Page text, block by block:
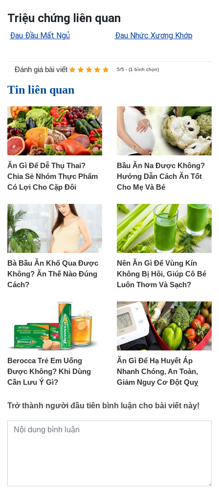
Triệu chứng liên quan
Đau Đầu Mất Ngủ Đau Nhức Xương Khớp
Đánh giá bài viết 5/5 - (1 bình chọn)
Tin liên quan
Ăn Gì Để Dễ Thụ Thai?
Chia Sẻ Nhóm Thực Phẩm
Có Lợi Cho Cặp Đôi
Bầu Ăn Na Được Không?
Hướng Dẫn Cách Ăn Tốt
Cho Mẹ Và Bé
Bà Bầu Ăn Khổ Qua Được
Không? Ăn Thế Nào Đúng
Cách?
Nên Ăn Gì Để Vùng Kín
Không Bị Hôi, Giúp Cô Bé
Luôn Thơm Và Sạch?
Berocca Trẻ Em Uống
Được Không? Khi Dùng
Cần Lưu Ý Gì?
Ăn Gì Để Hạ Huyết Áp
Nhanh Chóng, An Toàn,
Giảm Nguy Cơ Đột Quỵ
Trở thành người đầu tiên bình luận cho bài viết này!